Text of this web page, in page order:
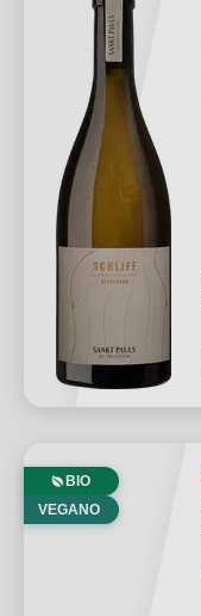
BIO
VEGANO